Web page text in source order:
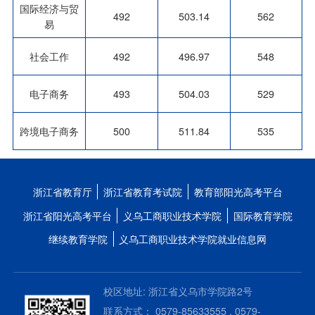
国际经济与贸
易
492 503.14 562
社会工作 492 496.97 548
电子商务 493 504.03 529
跨境电子商务 500 511.84 535
浙江省教育厅 浙江省教育考试院
教育部阳光高考平台
浙江省阳光高考平台
义乌工商职业技术学院
国际教育学院
继续教育学院
义乌工商职业技术学院就业信息网
校区地址: 浙江省义乌市学院路2号
联系方式： 0579-85633555 , 0579-